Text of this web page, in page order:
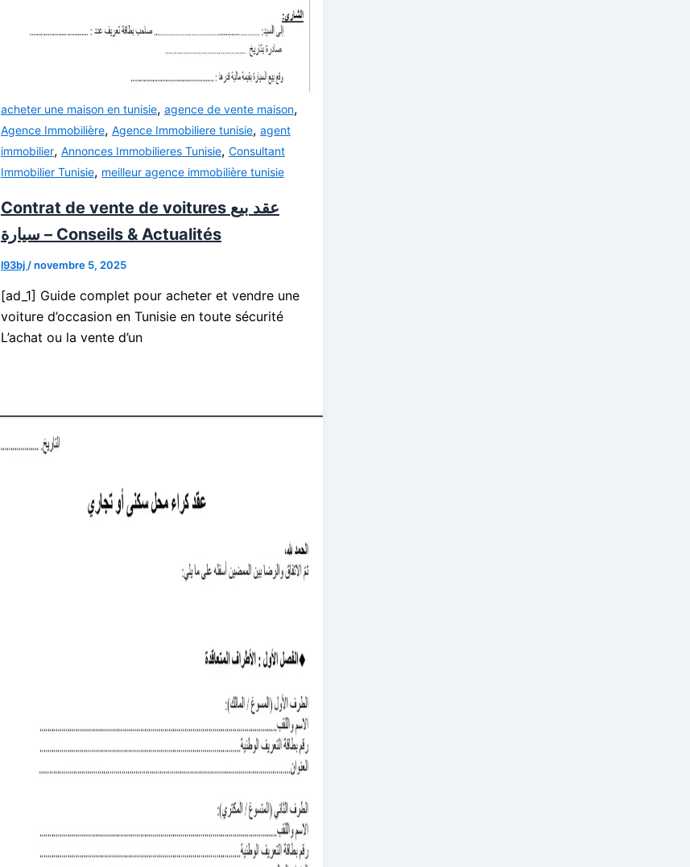
acheter une maison en tunisie, agence de vente maison,
Agence Immobilière, Agence Immobiliere tunisie, agent
immobilier, Annonces Immobilieres Tunisie, Consultant
Immobilier Tunisie, meilleur agence immobilière tunisie
Contrat de vente de voitures عقد بيع
سيارة – Conseils & Actualités
l93bj/novembre 5, 2025
[ad_1] Guide complet pour acheter et vendre une
voiture d’occasion en Tunisie en toute sécurité
L’achat ou la vente d’un